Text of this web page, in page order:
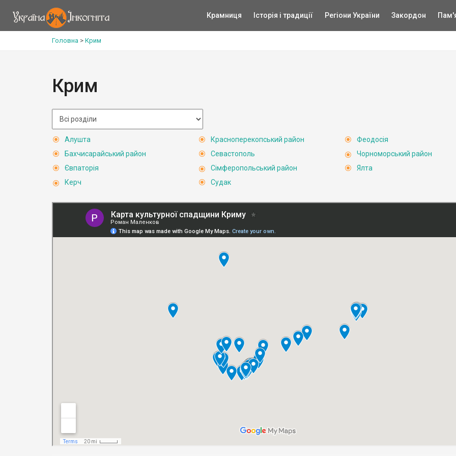
Крамниця Історія і традиції Регіони України Закордон
Головна > Крим
Крим
Алушта
Бахчисарайський район
Євпаторія
Керч
Красноперекопський район
Севастополь
Сімферопольський район
Судак
Феодосія
Чорноморський район
Ялта